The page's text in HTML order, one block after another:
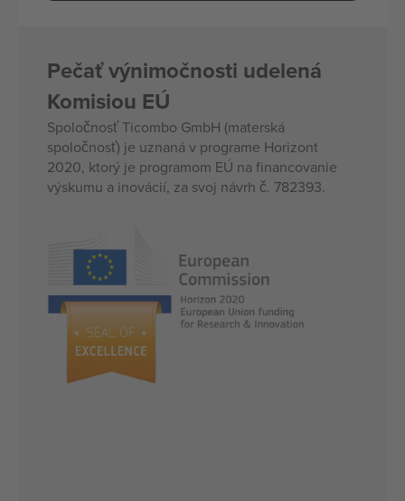
Pečať výnimočnosti udelená
Komisiou EÚ
Spoločnosť Ticombo GmbH (materská
spoločnosť) je uznaná v programe Horizont
2020, ktorý je programom EÚ na financovanie
výskumu a inovácií, za svoj návrh č. 782393.